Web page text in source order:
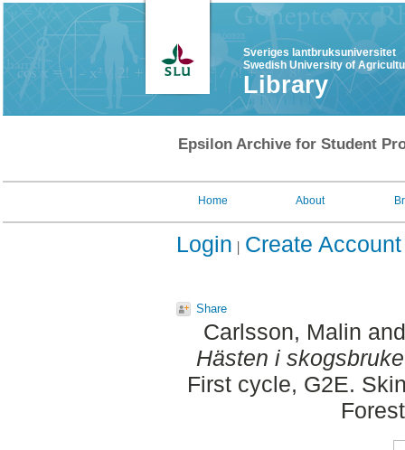
Sveriges lantbruksuniversitet
Swedish University of
Library
Epsilon Archive for Student
Home About
Login Create Account
Share
Carlsson, Malin
Hästen i
First cycle, G2E.